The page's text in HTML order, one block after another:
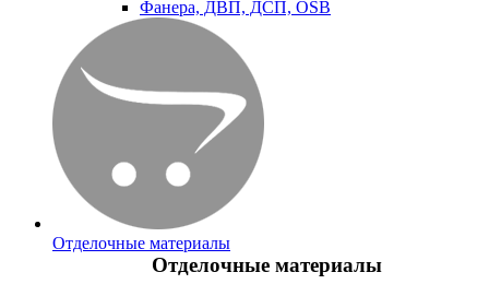
Фанера, ДВП, ДСП, OSB
Отделочные материалы
Отделочные материалы